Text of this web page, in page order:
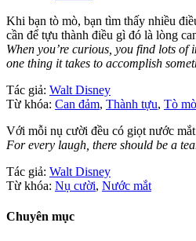
Khi bạn tò mò, bạn tìm thấy nhiều
cần để tựu thành điều gì đó là lòng
When you’re curious, you find lots of
one thing it takes to accomplish
Tác giả: Walt Disney
Từ khóa: Can đảm, Thành tựu, Tò mò
Với mỗi nụ cười đều có giọt nước
For every laugh, there should be a
Tác giả: Walt Disney
Từ khóa: Nụ cười, Nước mắt
Chuyên mục